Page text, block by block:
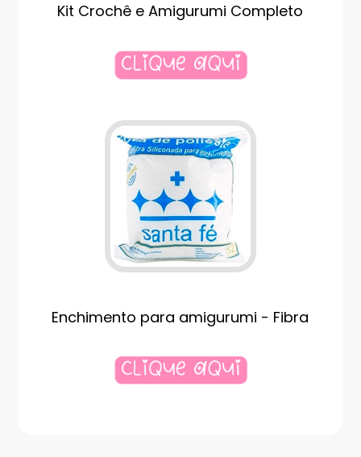
Kit Crochê e Amigurumi Completo
Enchimento para amigurumi - Fibra